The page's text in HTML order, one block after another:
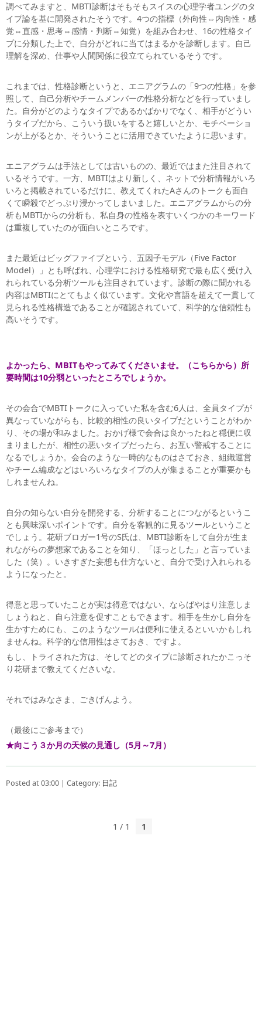
調べてみますと、MBTI診断はそもそもスイスの心理学者ユングのタ
イプ論を基に開発されたそうです。 4つの指標（外向性⇔内向性・感
覚⇔直感・思考⇔感情・判断⇔知覚）を組み合わせ、16の性格タイ
プに分類した上で、自分がどれに当てはまるかを診断します。 自己
理解を深め、仕事や人間関係に役立てられているそうです。
これまでは、性格診断というと、エニアグラムの「9つの性格」を参
照して、自己分析やチームメンバーの性格分析などを行っていまし
た。自分がどのようなタイプであるかばかりでなく、相手がどうい
うタイプだから、こういう扱いをすると嬉しいとか、モチベーショ
ンが上がるとか、そういうことに活用できていたように思います。
エニアグラムは手法としては古いものの、最近ではまた注目されて
いるそうです。一方、MBTIはより新しく、ネットで分析情報がいろ
いろと掲載されているだけに、教えてくれたAさんのトークも面白
くて瞬殺でどっぷり浸かってしまいました。エニアグラムからの分
析もMBTIからの分析も、私自身の性格を表すいくつかのキーワード
は重複していたのが面白いところです。
また最近はビッグファイブという、五因子モデル（Five Factor
Model）」とも呼ばれ、心理学における性格研究で最も広く受け入
れられている分析ツールも注目されています。診断の際に聞かれる
内容はMBTIにとてもよく似ています。文化や言語を超えて一貫して
見られる性格構造であることが確認されていて、科学的な信頼性も
高いそうです。
よかったら、MBITもやってみてくださいませ。（こちらから）所
要時間は10分弱といったところでしょうか。
その会合でMBTIトークに入っていた私を含む6人は、全員タイプが
異なっていながらも、比較的相性の良いタイプだということがわか
り、その場が和みました。おかげ様で会合は良かったねと穏便に収
まりましたが、相性の悪いタイプだったら、お互い警戒することに
なるでしょうか。 会合のような一時的なものはさておき、組織運営
やチーム編成などはいろいろなタイプの人が集まることが重要かも
しれませんね。
自分の知らない自分を開発する、分析することにつながるというこ
とも興味深いポイントです。自分を客観的に見るツールということ
でしょう。花研ブロガー1号のS氏は、MBTI診断をして自分が生ま
れながらの夢想家であることを知り、「ほっとした」と言っていま
した（笑）。いきすぎた妄想も仕方ないと、自分で受け入れられる
ようになったと。
得意と思っていたことが実は得意ではない、ならばやはり注意しま
しょうねと、自ら注意を促すこともできます。相手を生かし自分を
生かすためにも、このようなツールは便利に使えるといいかもしれ
ませんね。科学的な信用性はさておき、ですよ。
もし、トライされた方は、そしてどのタイプに診断されたかこっそ
り花研まで教えてくださいな。
それではみなさま、ごきげんよう。
（最後にご参考まで）
★向こう３か月の天候の見通し（5月～7月）
Posted at 03:00 | Category: 日記
1 / 1 1